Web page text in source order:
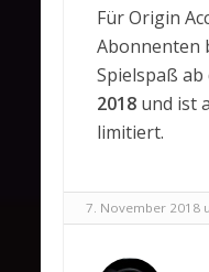
Für Origin
Abonnenten
Spielspaß ab
2018und ist
limitiert.
7. November 2018